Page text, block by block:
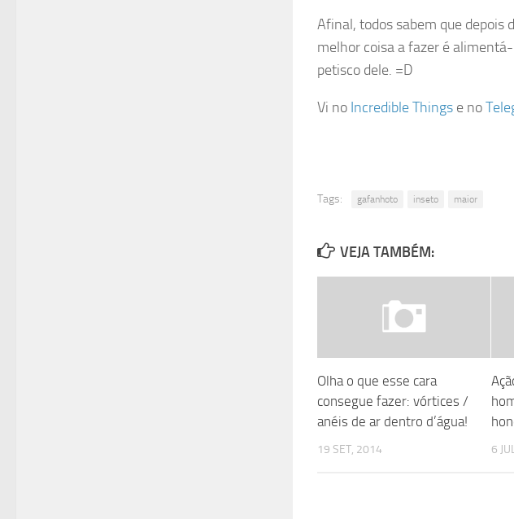
Afinal, todos sabem que
melhor coisa a fazer é
petisco dele. =D
Vi no Incredible Things e no
Tags: gafanhoto inseto maior
VEJA TAMBÉM:
Olha o que esse cara
consegue fazer: vórtices /
anéis de ar dentro d’água!
19 SET, 2014 6